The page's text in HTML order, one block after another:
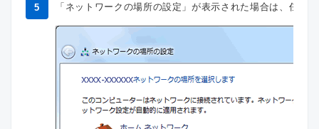
5 「ネットワークの場所の設定」が表示された場合は、任意